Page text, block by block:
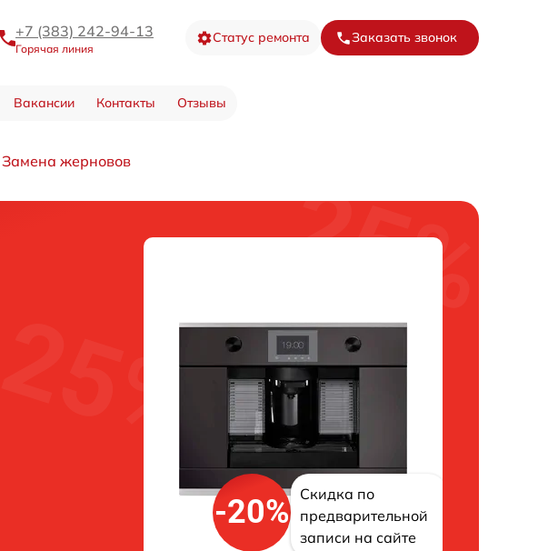
+7 (383) 242-94-13
Горячая линия
Статус ремонта Заказать звонок
Вакансии Контакты Отзывы
Замена жерновов
-20%
Скидка по
предварительной
записи на сайте